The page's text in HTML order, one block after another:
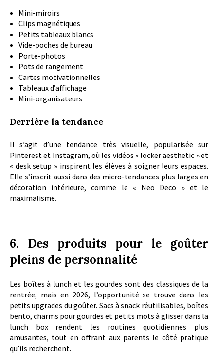
Mini-miroirs
Clips magnétiques
Petits tableaux blancs
Vide-poches de bureau
Porte-photos
Pots de rangement
Cartes motivationnelles
Tableaux d’affichage
Mini-organisateurs
Derrière la tendance
Il s’agit d’une tendance très visuelle, popularisée sur
Pinterest et Instagram, où les vidéos « locker aesthetic » et
« desk setup » inspirent les élèves à soigner leurs espaces.
Elle s’inscrit aussi dans des micro-tendances plus larges en
décoration intérieure, comme le « Neo Deco » et le
maximalisme.
6. Des produits pour le goûter
pleins de personnalité
Les boîtes à lunch et les gourdes sont des classiques de la
rentrée, mais en 2026, l’opportunité se trouve dans les
petits upgrades du goûter. Sacs à snack réutilisables, boîtes
bento, charms pour gourdes et petits mots à glisser dans la
lunch box rendent les routines quotidiennes plus
amusantes, tout en offrant aux parents le côté pratique
qu’ils recherchent.